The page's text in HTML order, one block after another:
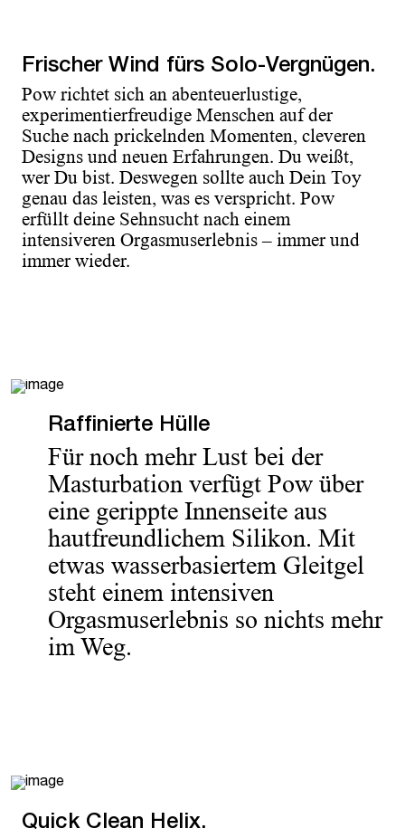
Frischer Wind fürs Solo-Vergnügen.
Pow richtet sich an abenteuerlustige,
experimentierfreudige Menschen auf der
Suche nach prickelnden Momenten, cleveren
Designs und neuen Erfahrungen. Du weißt,
wer Du bist. Deswegen sollte auch Dein Toy
genau das leisten, was es verspricht. Pow
erfüllt deine Sehnsucht nach einem
intensiveren Orgasmuserlebnis – immer und
immer wieder.
Raffinierte Hülle
Für noch mehr Lust bei der
Masturbation verfügt Pow über
eine gerippte Innenseite aus
hautfreundlichem Silikon. Mit
etwas wasserbasiertem Gleitgel
steht einem intensiven
Orgasmuserlebnis so nichts mehr
im Weg.
Quick Clean Helix.